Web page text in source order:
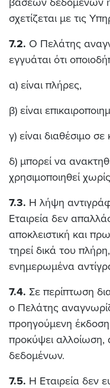
σχετίζεται με τις
7.2. Ο Πελάτης
εγγυάται ότι
α) είναι πλήρες,
β) είναι
γ) είναι διαθέσιμο
δ) μπορεί να
χρησιμοποιηθεί
7.3. Η λήψη
Εταιρεία δεν
αποκλειστική και
τηρεί δικά του
ενημερωμένα
7.4. Σε περίπτωση
ο Πελάτης
προηγούμενη
προκύψει
δεδομένων.
7.5. Η Εταιρεία δεν